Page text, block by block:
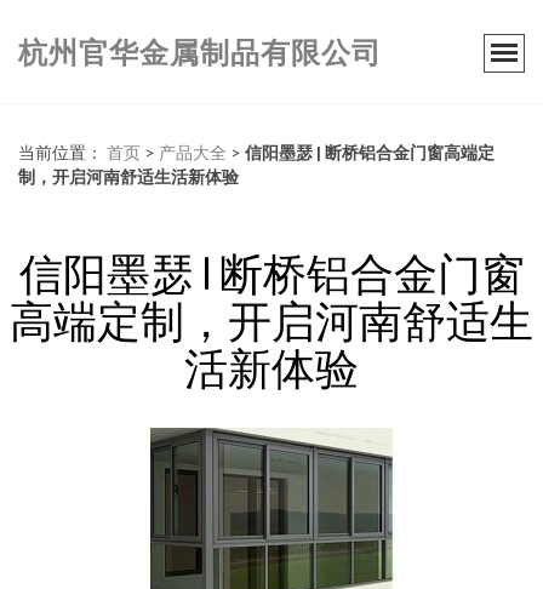
杭州官华金属制品有限公司
当前位置： 首页 > 产品大全 > 信阳墨瑟 | 断桥铝合金门窗高端定
制，开启河南舒适生活新体验
信阳墨瑟 | 断桥铝合金门窗
高端定制，开启河南舒适生
活新体验